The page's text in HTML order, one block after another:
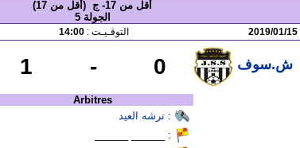
أقل من 17- ج (أقل من 17)
الجولة 5
2019/01/15 التوقـيـت :14:00
ش.سوف 0
-
1
Arbitres
: ترشه العيد
: ______ ______